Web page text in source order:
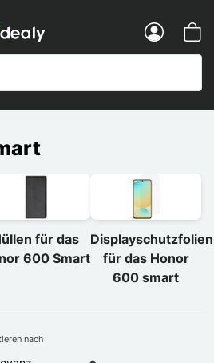
- Hüllen und Zubehör für
für das
600 Smart
Displayschutzfolien
für das Honor
600 smart
nach